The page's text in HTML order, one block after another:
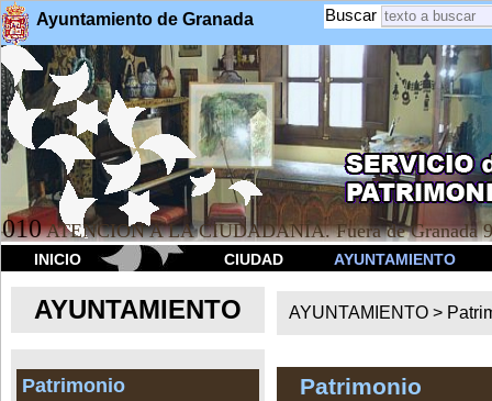
Ayuntamiento de Granada Buscar
010 ATENCION A LA CIUDADANÍA. Fuera de Granada
INICIO CIUDAD AYUNTAMIENTO
AYUNTAMIENTO
Patrimonio
AYUNTAMIENTO >
Patrimonio